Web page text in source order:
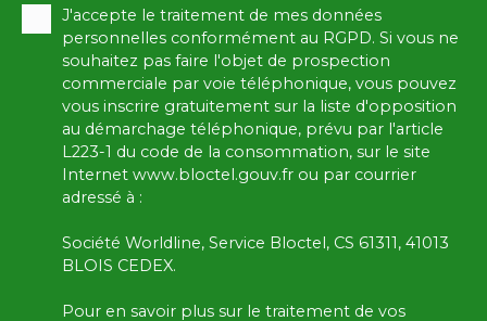
J'accepte le traitement de mes données
personnelles conformément au RGPD. Si vous ne
souhaitez pas faire l'objet de prospection
commerciale par voie téléphonique, vous pouvez
vous inscrire gratuitement sur la liste d'opposition
au démarchage téléphonique, prévu par l'article
L223-1 du code de la consommation, sur le site
Internet www.bloctel.gouv.fr ou par courrier
adressé à :
Société Worldline, Service Bloctel, CS 61311, 41013
BLOIS CEDEX.
Pour en savoir plus sur le traitement de vos